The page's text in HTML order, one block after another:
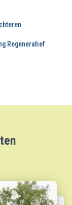
Regeneratief